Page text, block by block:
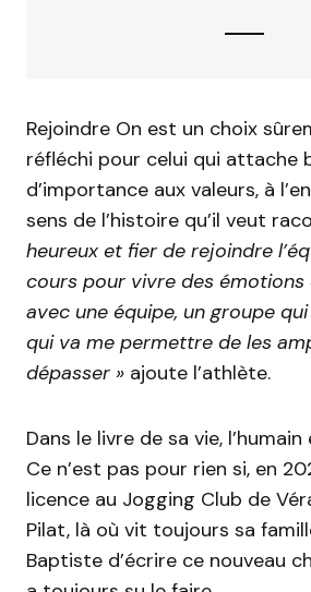
Rejoindre On est un choix
réfléchi pour celui qui attache
d’importance aux valeurs, à
sens de l’histoire qu’il veut
heureux et fier de rejoindre
cours pour vivre des
avec une équipe, un groupe
qui va me permettre de les
dépasser » ajoute l’athlète.
Dans le livre de sa vie,
Ce n’est pas pour rien si, en
licence au Jogging Club de
Pilat, là où vit toujours sa
Baptiste d’écrire ce nouveau